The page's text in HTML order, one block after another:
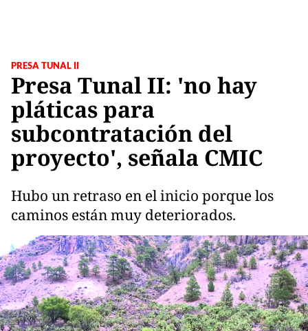
PRESA TUNAL II
Presa Tunal II: 'no hay
pláticas para
subcontratación del
proyecto', señala CMIC
Hubo un retraso en el inicio porque los
caminos están muy deteriorados.